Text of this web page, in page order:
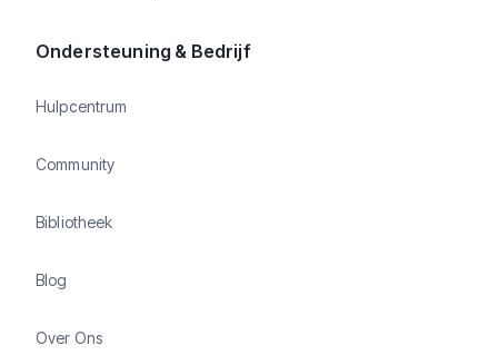
Ondersteuning & Bedrijf
Hulpcentrum
Community
Bibliotheek
Blog
Over Ons